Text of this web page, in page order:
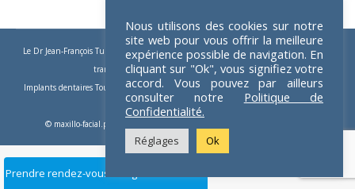
Prendre rendez-vous en ligne
Le Dr Jean-François Tulasne -Implants dentaires-Implants zygomatiques-Implants
trans-zygomatiques-Implants dentaires Paris
Implants dentaires Toulouse-Implants Paris-Chirurgie pré-implantaire-Apnée du
sommeil
-Chirurgie orthognatique
© maxillo-facial.pro 2026 - Crédits :
Nous utilisons des cookies sur notre
site web pour vous offrir la meilleure
expérience possible de navigation. En
cliquant sur "Ok", vous signifiez votre
accord. Vous pouvez par ailleurs
consulter notre Politique de
Confidentialité.
Réglages Ok